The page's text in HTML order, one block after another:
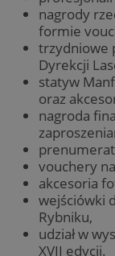
nagrody
formie
trzydniowe
Dyrekcji
statyw
oraz
nagroda
vouchery
akcesoria
wejściówki
Rybniku,
udział w
XVII edycji.